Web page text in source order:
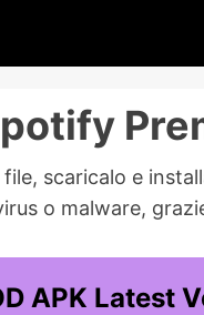
scaricalo e
o malware,
APK Latest